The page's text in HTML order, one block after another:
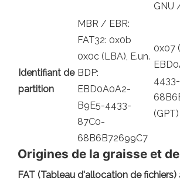
GNU
Identifiant de
partition
MBR / EBR:
FAT32: 0x0b
0x0c (LBA), E.un.
BDP:
EBD0A0A2-
B9E5-4433-
87C0-
68B6B72699C7
0x07
(GPT)
Origines de la graisse et
FAT (Tableau d'allocation de fichiers)